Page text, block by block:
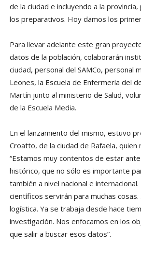
de la ciudad e incluyendo a la
los preparativos. Hoy damos los
Para llevar adelante este gran
datos de la población, colaborarán
ciudad, personal del SAMCo, personal
Leones, la Escuela de Enfermería del
Martín junto al ministerio de Salud,
de la Escuela Media.
En el lanzamiento del mismo, estuvo
Croatto, de la ciudad de Rafaela, quien
“Estamos muy contentos de estar
histórico, que no sólo es importante
también a nivel nacional e
científicos servirán para muchas cosas.
logística. Ya se trabaja desde hace
investigación. Nos enfocamos en los
que salir a buscar esos datos”.